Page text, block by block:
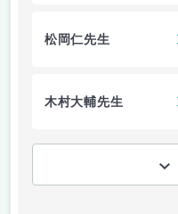
松岡仁先生
木村大輔先生